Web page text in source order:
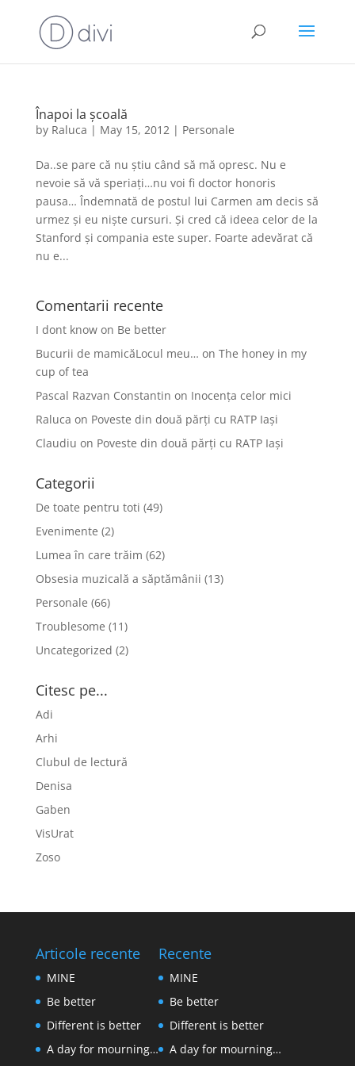
Înapoi la școală
by Raluca | May 15, 2012| Personale
Da..se pare că nu știu când să mă opresc. Nu e
nevoie să vă speriați…nu voi fi doctor honoris
pausa… Îndemnată de postul lui Carmen am decis să
urmez și eu niște cursuri. Și cred că ideea celor de la
Stanford și compania este super. Foarte adevărat că
nu e...
Comentarii recente
I dont knowon Be better
Bucurii de mamicăLocul meu… on The honey in my
cup of tea
Pascal Razvan Constantin on Inocența celor mici
Raluca on Poveste din două părți cu RATP Iași
Claudiu on Poveste din două părți cu RATP Iași
Categorii
De toate pentru toti (49)
Evenimente (2)
Lumea în care trăim (62)
Obsesia muzicală a săptămânii (13)
Personale (66)
Troublesome (11)
Uncategorized (2)
Citesc pe...
Adi
Arhi
Clubul de lectură
Denisa
Gaben
VisUrat
Zoso
Articole recente
MINE
Be better
Different is better
A day for mourning…
Recente
MINE
Be better
Different is better
A day for mourning…